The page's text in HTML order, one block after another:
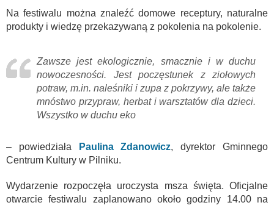
Na festiwalu można znaleźć domowe receptury, naturalne
produkty i wiedzę przekazywaną z pokolenia na pokolenie.
Zawsze jest ekologicznie, smacznie i w duchu
nowoczesności. Jest poczęstunek z ziołowych
potraw, m.in. naleśniki i zupa z pokrzywy, ale także
mnóstwo przypraw, herbat i warsztatów dla dzieci.
Wszystko w duchu eko
– powiedziała Paulina Zdanowicz, dyrektor Gminnego
Centrum Kultury w Pilniku.
Wydarzenie rozpoczęła uroczysta msza święta. Oficjalne
otwarcie festiwalu zaplanowano około godziny 14.00 na